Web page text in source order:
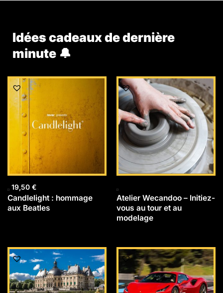
Idées cadeaux de dernière
minute 🔔
19,50 €
Candlelight : hommage
aux Beatles
Atelier Wecandoo – Initiez-
vous au tour et au
modelage